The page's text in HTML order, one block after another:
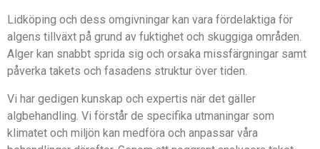
Lidköping och dess omgivningar kan vara fördelaktiga för
algens tillväxt på grund av fuktighet och skuggiga områden.
Alger kan snabbt sprida sig och orsaka missfärgningar samt
påverka takets och fasadens struktur över tiden.
Vi har gedigen kunskap och expertis när det gäller
algbehandling. Vi förstår de specifika utmaningar som
klimatet och miljön kan medföra och anpassar våra